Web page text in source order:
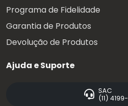
Programa de Fidelidade
Garantia de Produtos
Devolução de Produtos
Ajuda e Suporte
SAC
(11)